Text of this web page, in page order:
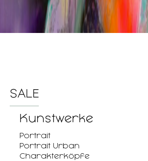
SALE
Kunstwerke
Portrait
Portrait Urban
Charakterköpfe